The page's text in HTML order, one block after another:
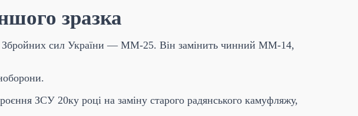
зразка
Збройних сил України — ММ-25. Він замінить чинний ММ-14,
ЗСУ 20ку році на заміну старого радянського камуфляжу,